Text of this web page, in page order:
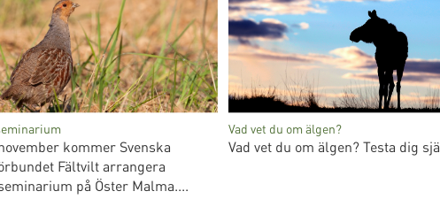
kommer Svenska
Fältvilt arrangera
på Öster Malma....
Vad vet du om älgen?
Vad vet du om älgen? Testa dig